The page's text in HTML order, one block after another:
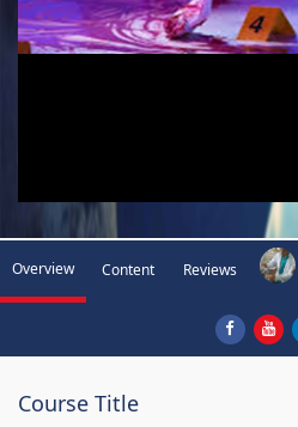
Overview Content Reviews
Course Title